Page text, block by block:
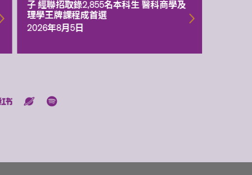
子 經聯招取錄2,855名本科生 醫科商學及
理學王牌課程成首選
2026年8月5日